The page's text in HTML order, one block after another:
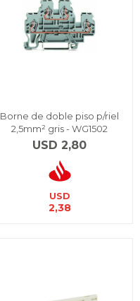
Borne de doble piso p/riel
2,5mm² gris - WG1502
USD 2,80
USD
2,38